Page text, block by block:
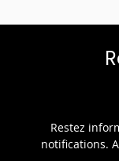
Restez
notifications.